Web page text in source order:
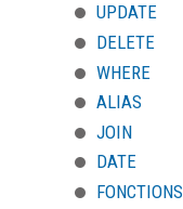
UPDATE
DELETE
WHERE
ALIAS
JOIN
DATE
FONCTIONS